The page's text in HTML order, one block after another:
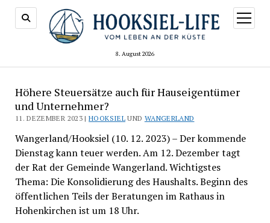
8. August 2026
Menü
öffnen
Höhere Steuersätze auch für Hauseigentümer
und Unternehmer?
11. DEZEMBER 2023 |HOOKSIELUND WANGERLAND
Wangerland/Hooksiel (10. 12. 2023) – Der kommende
Dienstag kann teuer werden. Am 12. Dezember tagt
der Rat der Gemeinde Wangerland. Wichtigstes
Thema: Die Konsolidierung des Haushalts. Beginn des
öffentlichen Teils der Beratungen im Rathaus in
Hohenkirchen ist um 18 Uhr.